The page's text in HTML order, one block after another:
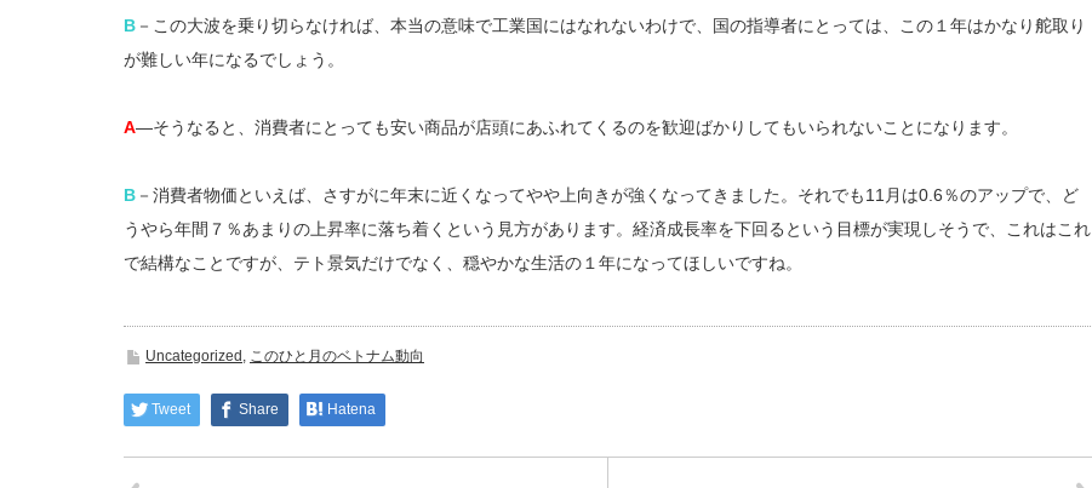
B －この大波を乗り切らなければ、本当の意味で工業国にはなれないわけで、国の指導者にとっては、この１年はかなり舵取り
が難しい年になるでしょう。
A―そうなると、消費者にとっても安い商品が店頭にあふれてくるのを歓迎ばかりしてもいられないことになります。
B －消費者物価といえば、さすがに年末に近くなってやや上向きが強くなってきました。それでも11月は0.6％のアップで、ど
うやら年間７％あまりの上昇率に落ち着くという見方があります。経済成長率を下回るという目標が実現しそうで、これはこれ
で結構なことですが、テト景気だけでなく、穏やかな生活の１年になってほしいですね。
Uncategorized , このひと月のベトナム動向
Tweet Share Hatena